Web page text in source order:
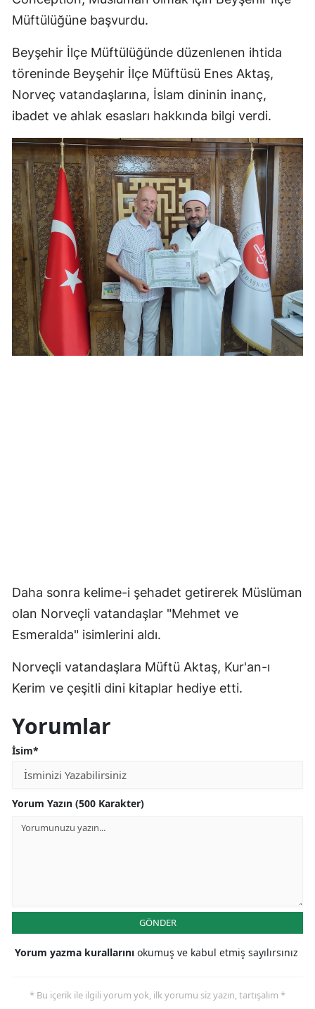
Manisa
Kahramanmaraş
Mardin
Muğla
Muş
Nevşehir
Niğde
Ordu
Rize
Sakarya
Samsun
Uşak
Zonguldak
Ardahan
Karabük
Müftülüğüne başvurdu.
Beyşehir İlçe Müftülüğünde düzenlenen ihtida
töreninde Beyşehir İlçe Müftüsü Enes Aktaş,
Norveç vatandaşlarına, İslam dininin inanç,
ibadet ve ahlak esasları hakkında bilgi verdi.
Daha sonra kelime-i şehadet getirerek Müslüman
olan Norveçli vatandaşlar "Mehmet ve
Esmeralda" isimlerini aldı.
Norveçli vatandaşlara Müftü Aktaş, Kur'an-ı
Kerim ve çeşitli dini kitaplar hediye etti.
Yorumlar
İsim*
Yorum Yazın (500 Karakter)
GÖNDER
Yorum yazma kurallarını okumuş ve kabul etmiş sayılırsınız
* Bu içerik ile ilgili yorum yok, ilk yorumu siz yazın, tartışalım *